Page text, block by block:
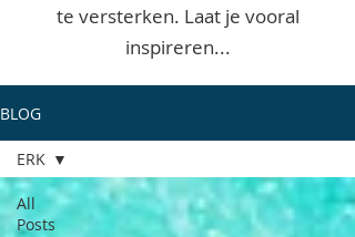
te versterken. Laat je vooral
inspireren...
BLOG
All
Posts
ERK